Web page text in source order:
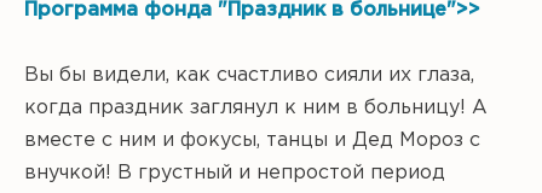
Программа фонда "Праздник в больнице">>
Вы бы видели, как счастливо сияли их глаза,
когда праздник заглянул к ним в больницу! А
вместе с ним и фокусы, танцы и Дед Мороз с
внучкой! В грустный и непростой период